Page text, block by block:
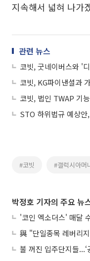
지속해서 넓혀 나가
관련 뉴스
#코빗 #갤럭시아머
박정호 기자의 주요 뉴
'코인 엑소더스' 매달
불 꺼진 입주단지들...‘